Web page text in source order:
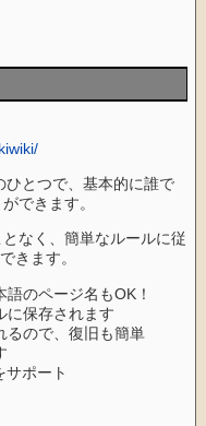
ひとつで、基本的に誰で
できます。
なく、簡単なルールに従
きます。
のページ名もOK！
に保存されます
るので、復旧も簡単
サポート